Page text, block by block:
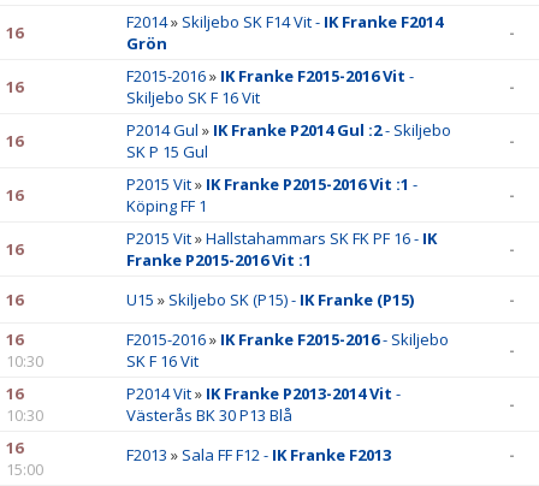
16 F2014» Skiljebo SK F14 Vit - IK Franke F2014
Grön
-
16 F2015-2016» IK Franke F2015-2016 Vit -
Skiljebo SK F 16 Vit
-
16 P2014 Gul » IK Franke P2014 Gul :2- Skiljebo
SK P 15 Gul
-
16 P2015 Vit» IK Franke P2015-2016 Vit :1 -
Köping FF 1
-
16 P2015 Vit»Hallstahammars SK FK PF 16 - IK
Franke P2015-2016 Vit :1
-
16 U15 » Skiljebo SK (P15) - IK Franke (P15)
-
16
10:30
F2015-2016» IK Franke F2015-2016- Skiljebo
SK F 16 Vit
-
16
10:30
P2014 Vit» IK Franke P2013-2014 Vit -
Västerås BK 30 P13 Blå
-
16
15:00
F2013 » Sala FF F12 - IK Franke F2013 -